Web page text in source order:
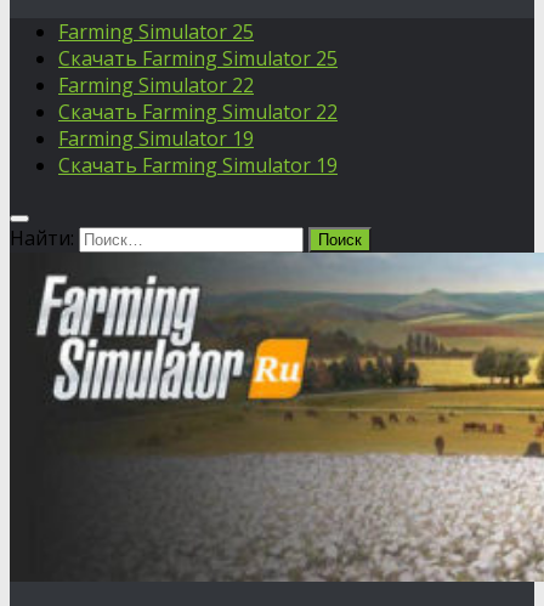
Farming Simulator 25
Скачать Farming Simulator 25
Farming Simulator 22
Скачать Farming Simulator 22
Farming Simulator 19
Скачать Farming Simulator 19
Найти: